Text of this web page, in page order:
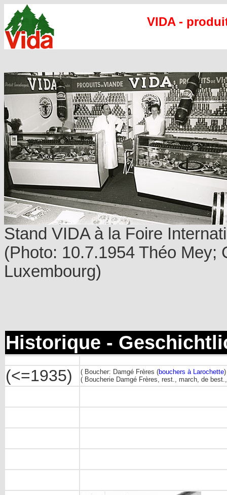
VIDA -
Stand VIDA à la Foire
(Photo: 10.7.1954 Théo Mey;
Luxembourg)
Historique -
(<=1935) ( Boucher: Damgé Frères (bouchers à Larochette
( Boucherie Damgé Frères, rest., march, de